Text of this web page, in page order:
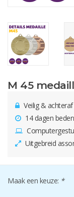
M 45
Veilig &
14 dagen
Uitgebreid
Maak een keuze: *